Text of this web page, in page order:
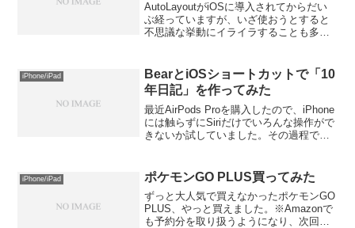
AutoLayoutがiOSに導入されてからだい
ぶ経っていますが、いざ使おうとすると
不思議な挙動にイライラすることも多い
れた通りに自動で制約を追加するけど、
結局良く理解...
iPhone/iPad
BearとiOSショートカットで「10
年日記」を作ってみた
最近AirPods Proを購入したので、iPhone
には触らずにSiriだけでいろんな操作がで
きないか試していました。その過程で見
で作られているのですが、APIを...
iPhone/iPad ポケモンGO PLUS買ってみた
ずっと大人気で買えなかったポケモンGO
PLUS、やっと買えました。※Amazonで
も予約分を取り扱うようになり、次回入